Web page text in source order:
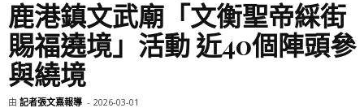
鹿港鎮文武廟「文衡聖帝綵街
賜福遶境」活動 近40個陣頭參
與繞境
由 記者張文熹報導 - 2026-03-01